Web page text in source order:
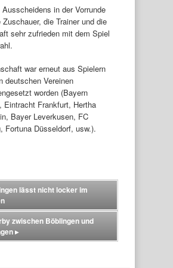
in der Vorrunde
Zuschauer, die Trainer und die
sehr zufrieden mit dem Spiel
war erneut aus Spielern
deutschen Vereinen
worden (Bayern
Eintracht Frankfurt, Hertha
Bayer Leverkusen, FC
Fortuna Düsseldorf, usw.).
lässt nicht locker im
zwischen Böblingen und
▸